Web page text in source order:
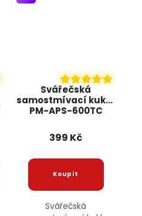
Svářečská
samostmívací kukla
PM-APS-600TC
399 Kč
Svářečská